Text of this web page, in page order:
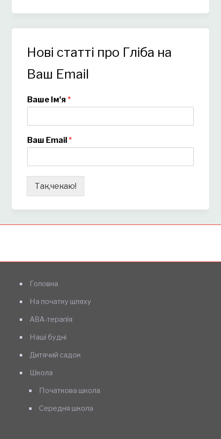
Нові статті про Гліба на
Ваш Email
Ваше Ім'я *
Ваш Email*
Так,чекаю!
Головна
На початку шляху
АВА-терапія
Наші будні
Дитячий садок
Школа
Початкова школа
Середня школа